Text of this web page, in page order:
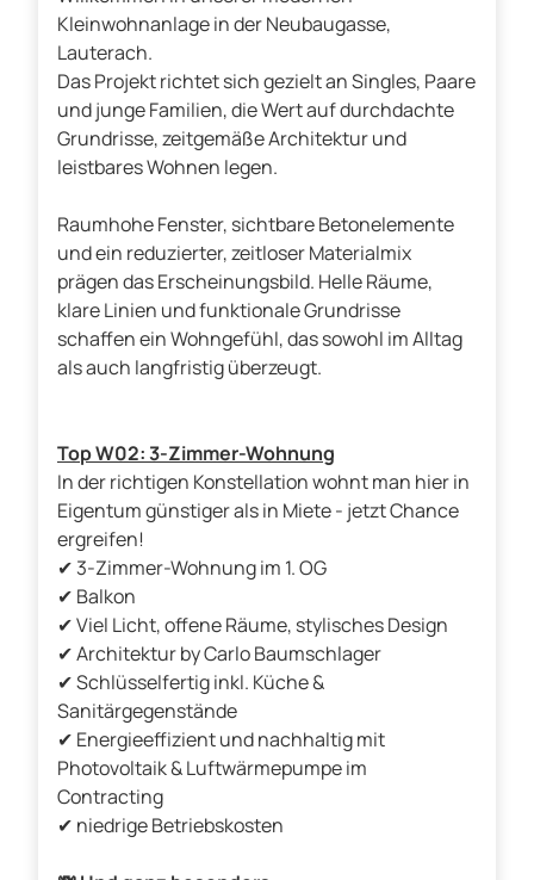
Kleinwohnanlage in der Neubaugasse,
Lauterach.
Das Projekt richtet sich gezielt an Singles, Paare
und junge Familien, die Wert auf durchdachte
Grundrisse, zeitgemäße Architektur und
leistbares Wohnen legen.
Raumhohe Fenster, sichtbare Betonelemente
und ein reduzierter, zeitloser Materialmix
prägen das Erscheinungsbild. Helle Räume,
klare Linien und funktionale Grundrisse
schaffen ein Wohngefühl, das sowohl im Alltag
als auch langfristig überzeugt.
Top W02: 3-Zimmer-Wohnung
In der richtigen Konstellation wohnt man hier in
Eigentum günstiger als in Miete - jetzt Chance
ergreifen!
✔ 3-Zimmer-Wohnung im 1. OG
✔ Balkon
✔ Viel Licht, offene Räume, stylisches Design
✔ Architektur by Carlo Baumschlager
✔ Schlüsselfertig inkl. Küche &
Sanitärgegenstände
✔ Energieeffizient und nachhaltig mit
Photovoltaik & Luftwärmepumpe im
Contracting
✔ niedrige Betriebskosten